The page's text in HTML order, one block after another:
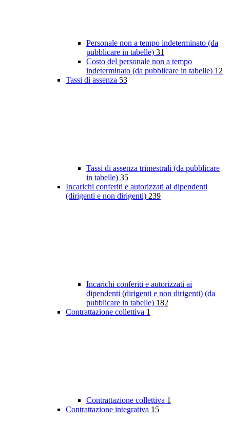
Personale non a tempo indeterminato (da
pubblicare in tabelle) 31
Costo del personale non a tempo
indeterminato (da pubblicare in tabelle) 12
Tassi di assenza 53
Tassi di assenza trimestrali (da pubblicare
in tabelle) 35
Incarichi conferiti e autorizzati ai dipendenti
(dirigenti e non dirigenti) 239
Incarichi conferiti e autorizzati ai
dipendenti (dirigenti e non dirigenti) (da
pubblicare in tabelle) 182
Contrattazione collettiva 1
Contrattazione collettiva 1
Contrattazione integrativa 15